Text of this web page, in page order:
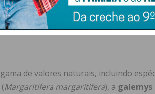
cabendo ao ICNF a
de valores naturais, incluindo
(Margaritifera margaritifera), a galemys